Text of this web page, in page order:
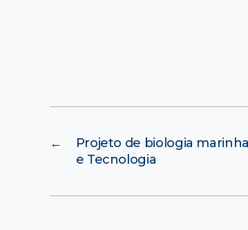
←
Projeto de biologia
e Tecnologia